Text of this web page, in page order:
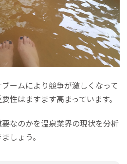
ームにより競争が激しくなって
性はますます高まっています。
なのかを温泉業界の現状を分析
しょう。